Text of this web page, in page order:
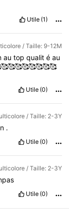
Utile (1)
/ Taille: 9-12M
au top qualit é au
Utile (0)
/ Taille: 2-3Y
.
Utile (0)
/ Taille: 2-3Y
Utile (0)